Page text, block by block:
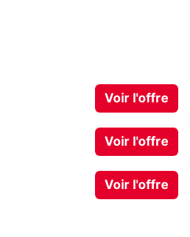
Voir l'offre
Voir l'offre
Voir l'offre